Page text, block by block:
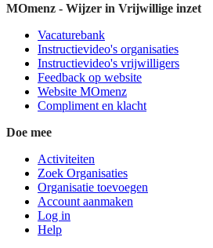
MOmenz - Wijzer in Vrijwillige inzet
Vacaturebank
Instructievideo's organisaties
Instructievideo's vrijwilligers
Feedback op website
Website MOmenz
Compliment en klacht
Doe mee
Activiteiten
Zoek Organisaties
Organisatie toevoegen
Account aanmaken
Log in
Help